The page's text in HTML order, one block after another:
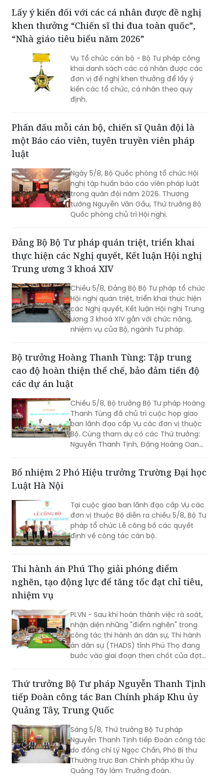
Lấy ý kiến đối với các cá nhân được đề nghị
khen thưởng “Chiến sĩ thi đua toàn quốc”,
“Nhà giáo tiêu biểu năm 2026”
Vụ Tổ chức cán bộ - Bộ Tư pháp công
khai danh sách các cá nhân được các
đơn vị đề nghị khen thưởng để lấy ý
kiến các tổ chức, cá nhân theo quy
định.
Phấn đấu mỗi cán bộ, chiến sĩ Quân đội là
một Báo cáo viên, tuyên truyền viên pháp
luật
Ngày 5/8, Bộ Quốc phòng tổ chức Hội
nghị tập huấn báo cáo viên pháp luật
trong quân đội năm 2026. Thượng
tướng Nguyễn Văn Gấu, Thứ trưởng Bộ
Quốc phòng chủ trì Hội nghị.
Đảng Bộ Bộ Tư pháp quán triệt, triển khai
thực hiện các Nghị quyết, Kết luận Hội nghị
Trung ương 3 khoá XIV
Chiều 5/8, Đảng Bộ Bộ Tư pháp tổ chức
Hội nghị quán triệt, triển khai thực hiện
các Nghị quyết, Kết luận Hội nghị Trung
ương 3 khoá XIV gắn với chức năng,
nhiệm vụ của Bộ, ngành Tư pháp.
Bộ trưởng Hoàng Thanh Tùng: Tập trung
cao độ hoàn thiện thể chế, bảo đảm tiến độ
các dự án luật
Chiều 5/8, Bộ trưởng Bộ Tư pháp Hoàng
Thanh Tùng đã chủ trì cuộc họp giao
ban lãnh đạo cấp Vụ các đơn vị thuộc
Bộ. Cùng tham dự có các Thứ trưởng:
Nguyễn Thanh Tịnh, Đặng Hoàng Oanh,
Bổ nhiệm 2 Phó Hiệu trưởng Trường Đại học
Luật Hà Nội
Tại cuộc giao ban lãnh đạo cấp Vụ các
đơn vị thuộc Bộ diễn ra chiều 5/8, Bộ Tư
pháp tổ chức Lễ công bố các quyết
định về công tác cán bộ.
Thi hành án Phú Thọ giải phóng điểm
nghẽn, tạo động lực để tăng tốc đạt chỉ tiêu,
nhiệm vụ
PLVN - Sau khi hoàn thành việc rà soát,
nhận diện những "điểm nghẽn" trong
công tác thi hành án dân sự, Thi hành
án dân sự (THADS) tỉnh Phú Thọ đang
bước vào giai đoạn then chốt của đợt
động lực để tăng tốc hoàn thành các
chỉ tiêu, nhiệm vụ năm 2026.
Thứ trưởng Bộ Tư pháp Nguyễn Thanh Tịnh
tiếp Đoàn công tác Ban Chính pháp Khu ủy
Quảng Tây, Trung Quốc
Sáng 5/8, Thứ trưởng Bộ Tư pháp
Nguyễn Thanh Tịnh tiếp Đoàn công tác
do đồng chí Lý Ngọc Chấn, Phó Bí thư
Thường trực Ban Chính pháp Khu ủy
Quảng Tây làm Trưởng đoàn.